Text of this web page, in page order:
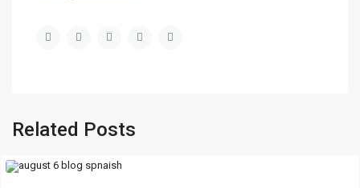
Related Posts